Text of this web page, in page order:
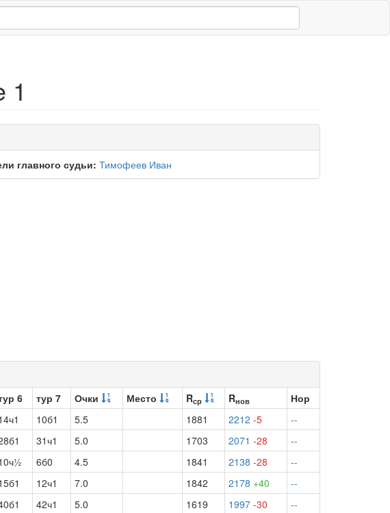
1
главного судьи: Тимофеев Иван
6 тур 7 Очки Место Rср Rнов
Нор
10б1 5.5 1881 2212 -5
--
31ч1 5.0 1703 2071 -28
--
6б0 4.5 1841 2138 -28
--
12ч1 7.0 1842 2178 +40
--
42ч1 5.0 1619 1997 -30
--